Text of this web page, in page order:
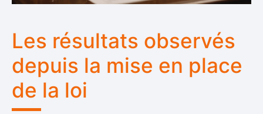
Les résultats observés
depuis la mise en place
de la loi